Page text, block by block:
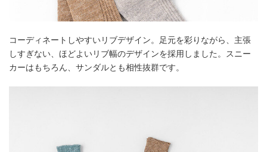
コーディネートしやすいリブデザイン。足元を彩りながら、主張
しすぎない、ほどよいリブ幅のデザインを採用しました。スニー
カーはもちろん、サンダルとも相性抜群です。